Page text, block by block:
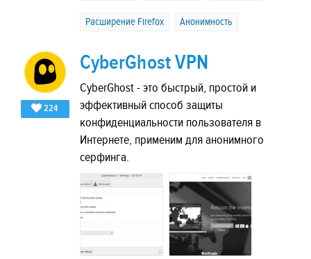
Расширение Firefox Анонимность
224
CyberGhost VPN
CyberGhost - это быстрый, простой и
эффективный способ защиты
конфиденциальности пользователя в
Интернете, применим для анонимного
серфинга.